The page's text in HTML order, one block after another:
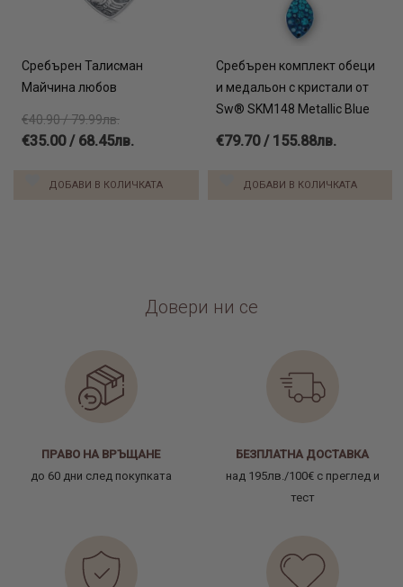
Сребърен Талисман
Майчина любов
€40.90 / 79.99лв.
€35.00 / 68.45лв.
ДОБАВИ В КОЛИЧКАТА
Сребърен комплект обеци
и медальон с кристали от
Sw® SKM148 Metallic Blue
€79.70 / 155.88лв.
ДОБАВИ В КОЛИЧКАТА
Довери ни се
ПРАВО НА ВРЪЩАНЕ
до 60 дни след покупката
БЕЗПЛАТНА ДОСТАВКА
над 195лв./100€ с преглед и
тест